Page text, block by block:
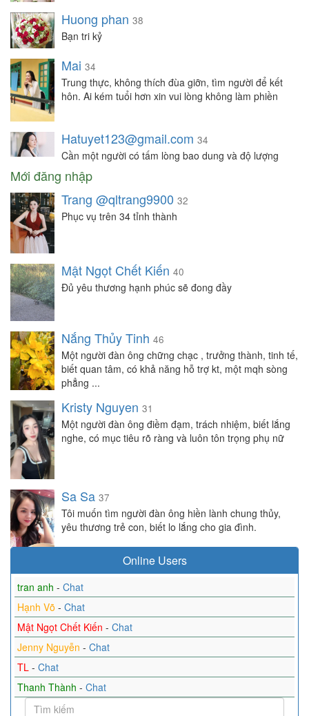
Huong phan 38
Bạn tri kỷ
Mai 34
Trung thực, không thích đùa giỡn, tìm người để kết
hôn. Ai kém tuổi hơn xin vui lòng không làm phiền
Hatuyet123@gmail.com 34
Cần một người có tấm lòng bao dung và độ lượng
Mới đăng nhập
Trang @qltrang9900 32
Phục vụ trên 34 tỉnh thành
Mật Ngọt Chết Kiến 40
Đủ yêu thương hạnh phúc sẽ đong đầy
Nắng Thủy Tinh 46
Một người đàn ông chững chạc , trưởng thành, tinh tế,
biết quan tâm, có khả năng hỗ trợ kt, một mqh sòng
phẳng ...
Kristy Nguyen 31
Một người đàn ông điềm đạm, trách nhiệm, biết lắng
nghe, có mục tiêu rõ ràng và luôn tôn trọng phụ nữ
Sa Sa 37
Tôi muốn tìm người đàn ông hiền lành chung thủy,
yêu thương trẻ con, biết lo lắng cho gia đình.
Online Users
tran anh - Chat
Hạnh Võ - Chat
Mật Ngọt Chết Kiến - Chat
Jenny Nguyễn - Chat
TL - Chat
Thanh Thành - Chat